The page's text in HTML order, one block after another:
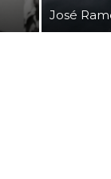
José